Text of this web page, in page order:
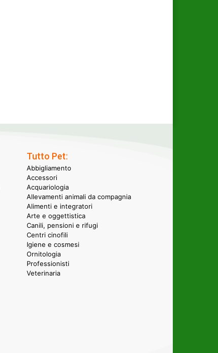
Tutto Pet:
Abbigliamento
Accessori
Acquariologia
Allevamenti animali da compagnia
Alimenti e integratori
Arte e oggettistica
Canili, pensioni e rifugi
Centri cinofili
Igiene e cosmesi
Ornitologia
Professionisti
Veterinaria